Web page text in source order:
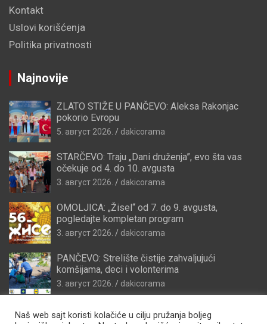
Kontakt
Uslovi korišćenja
Politika privatnosti
Najnovije
ZLATO STIŽE U PANČEVO: Aleksa Rakonjac
pokorio Evropu
5. август 2026. dakicorama
STARČEVO: Traju „Dani druženja”, evo šta vas
očekuje od 4. do 10. avgusta
3. август 2026. dakicorama
OMOLJICA: „Žisel“ od 7. do 9. avgusta,
pogledajte kompletan program
3. август 2026. dakicorama
PANČEVO: Strelište čistije zahvaljujući
komšijama, deci i volonterima
3. август 2026. dakicorama
Naš web sajt koristi kolačiće u cilju pružanja boljeg